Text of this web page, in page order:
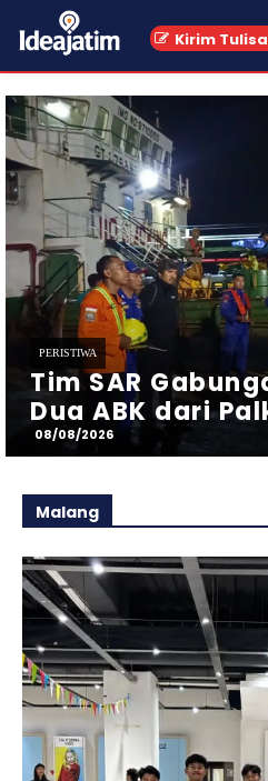
Kirim
PERISTIWA
Kasus
Homestay
Mojokerto,
Dilaporkan
08/08/2026
Malang